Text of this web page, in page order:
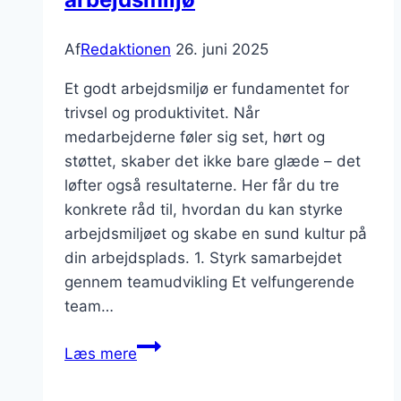
AfRedaktionen 26. juni 2025
Et godt arbejdsmiljø er fundamentet for
trivsel og produktivitet. Når
medarbejderne føler sig set, hørt og
støttet, skaber det ikke bare glæde – det
løfter også resultaterne. Her får du tre
konkrete råd til, hvordan du kan styrke
arbejdsmiljøet og skabe en sund kultur på
din arbejdsplads. 1. Styrk samarbejdet
gennem teamudvikling Et velfungerende
team…
Læs mere3